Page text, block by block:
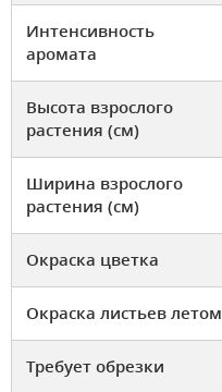
Интенсивность
аромата
Высота взрослого
растения (см)
Ширина взрослого
растения (см)
Окраска цветка
Окраска листьев летом
Требует обрезки